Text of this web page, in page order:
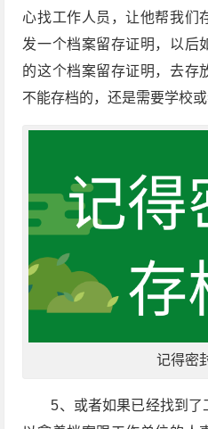
心找工作人员，让他帮我们
发一个档案留存证明，以后
的这个档案留存证明，去存
不能存档的，还是需要学校
记得密
5、或者如果已经找到